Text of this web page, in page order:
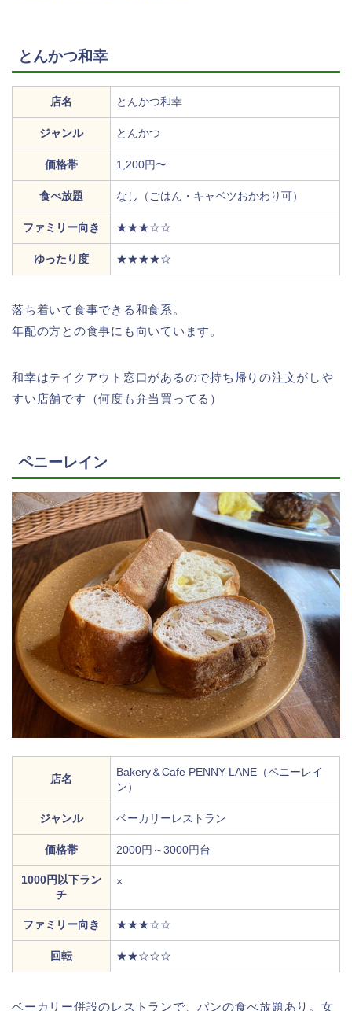
とんかつ和幸
店名 とんかつ和幸
ジャンル とんかつ
価格帯 1,200円〜
食べ放題 なし（ごはん・キャベツおかわり可）
ファミリー向き ★★★☆☆
ゆったり度 ★★★★☆
落ち着いて食事できる和食系。
年配の方との食事にも向いています。
和幸はテイクアウト窓口があるので持ち帰りの注文がしや
すい店舗です（何度も弁当買ってる）
ペニーレイン
店名
Bakery＆Cafe PENNY LANE（ペニーレイ
ン）
ジャンル ベーカリーレストラン
価格帯 2000円～3000円台
1000円以下ラン
チ
×
ファミリー向き ★★★☆☆
回転 ★★☆☆☆
ベーカリー併設のレストランで、パンの食べ放題あり。女